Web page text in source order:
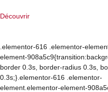
Découvrir
.elementor-616 .elementor-
element-
border 0.3s, border-radius 0.3s,
0.3s;}.elementor-616 .elementor-
element.elementor-element-